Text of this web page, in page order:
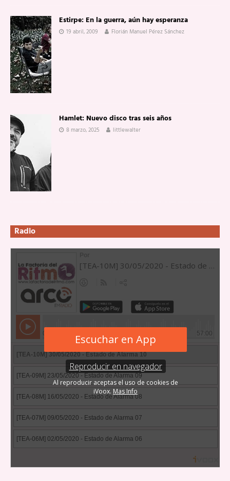
Estirpe: En la guerra, aún hay esperanza
19 abril, 2009 Florián Manuel Pérez Sánchez
Hamlet: Nuevo disco tras seis años
8 marzo, 2025 littlewalter
Radio